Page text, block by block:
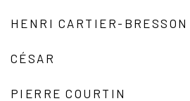
HENRI CARTIER-BRESSON
CÉSAR
PIERRE COURTIN